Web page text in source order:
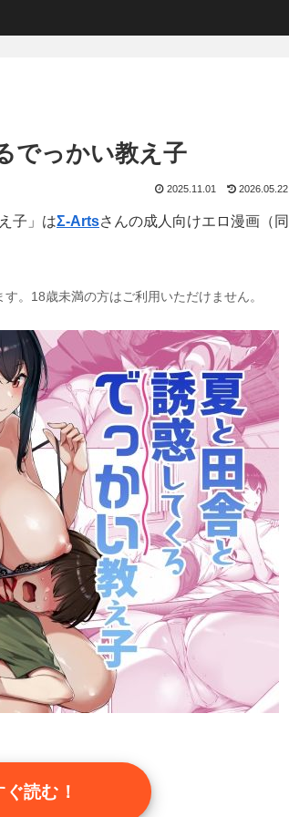
でっかい教え子
2025.11.01 2026.05.22
子」はΣ-Artsさんの成人向けエロ漫画（同
。18歳未満の方はご利用いただけません。
ぐ読む！